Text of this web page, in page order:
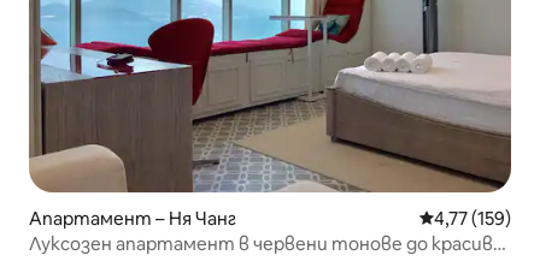
Апартамент – Ня Чанг Средна
4,77 (159)
Луксозен апартамент в червени тонове до красив